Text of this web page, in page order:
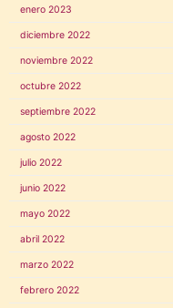
enero 2023
diciembre 2022
noviembre 2022
octubre 2022
septiembre 2022
agosto 2022
julio 2022
junio 2022
mayo 2022
abril 2022
marzo 2022
febrero 2022